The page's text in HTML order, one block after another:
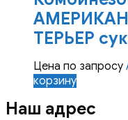
ТЕРЬЕР
Цена по запросу
корзину
Наш адрес